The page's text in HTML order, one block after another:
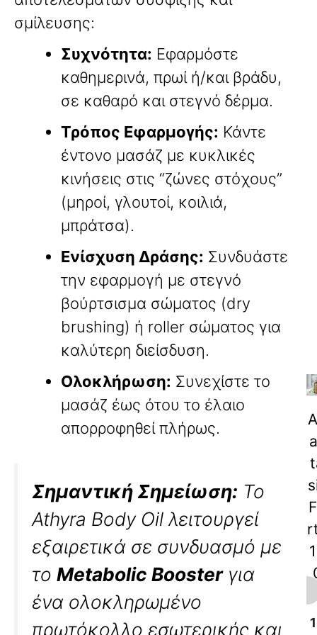
σμίλευσης:
Συχνότητα: Εφαρμόστε
καθημερινά, πρωί ή/και βράδυ,
σε καθαρό και στεγνό δέρμα.
Τρόπος Εφαρμογής: Κάντε
έντονο μασάζ με κυκλικές
κινήσεις στις “ζώνες στόχους”
(μηροί, γλουτοί, κοιλιά,
μπράτσα).
Ενίσχυση Δράσης: Συνδυάστε
την εφαρμογή με στεγνό
βούρτσισμα σώματος (dry
brushing) ή roller σώματος για
καλύτερη διείσδυση.
Ολοκλήρωση: Συνεχίστε το
μασάζ έως ότου το έλαιο
απορροφηθεί πλήρως.
Σημαντική Σημείωση: Το
Athyra Body Oil λειτουργεί
εξαιρετικά σε συνδυασμό με
το Metabolic Boosterγια
ένα ολοκληρωμένο
πρωτόκολλο εσωτερικής και